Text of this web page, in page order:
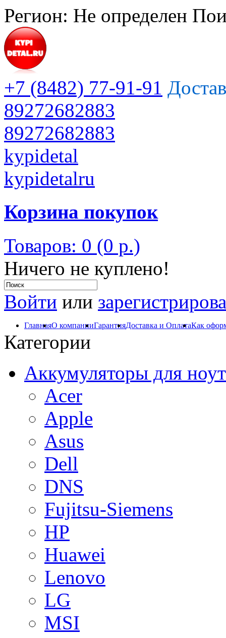
Регион: Не определен
+7 (8482) 77-91-91
89272682883
89272682883
kypidetal
kypidetalru
Корзина покупок
Товаров: 0 (0 р.)
Ничего не куплено!
Войти или
ГлавнаяО компанииГарантияДоставка и ОплатаКак
Категории
Аккумуляторы для
Acer
Apple
Asus
Dell
DNS
Fujitsu-Siemens
HP
Huawei
Lenovo
LG
MSI